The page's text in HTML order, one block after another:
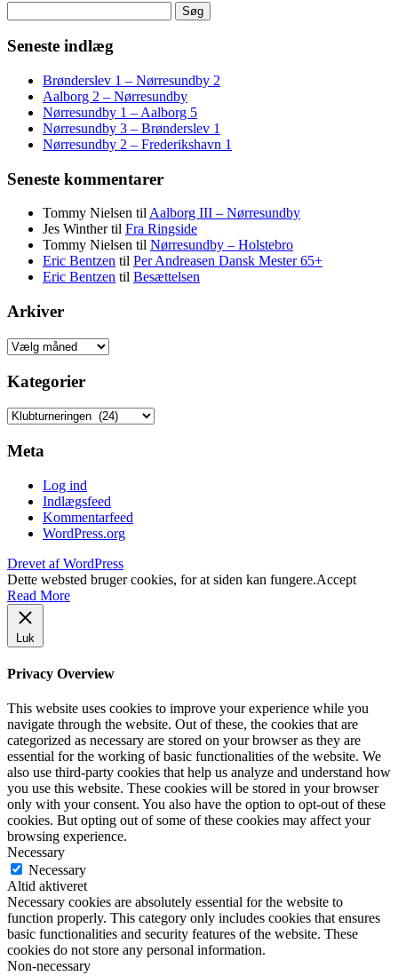
efter:
Seneste indlæg
Brønderslev 1 – Nørresundby 2
Aalborg 2 – Nørresundby
Nørresundby 1 – Aalborg 5
Nørresundby 3 – Brønderslev 1
Nørresundby 2 – Frederikshavn 1
Seneste kommentarer
Tommy Nielsen til Aalborg III – Nørresundby
Jes Winthertil Fra Ringside
Tommy Nielsen til Nørresundby – Holstebro
Eric Bentzen til Per Andreasen Dansk Mester 65+
Eric Bentzen til Besættelsen
Arkiver
Arkiver
Kategorier
Kategorier
Meta
Log ind
Indlægsfeed
Kommentarfeed
WordPress.org
Drevet af WordPress
Dette websted bruger cookies, for at siden kan fungere.Accept
Read More
Luk
Privacy Overview
This website uses cookies to improve your experience while you
navigate through the website. Out of these, the cookies that are
categorized as necessary are stored on your browser as they are
essential for the working of basic functionalities of the website. We
also use third-party cookies that help us analyze and understand how
you use this website. These cookies will be stored in your browser
only with your consent. You also have the option to opt-out of these
cookies. But opting out of some of these cookies may affect your
browsing experience.
Necessary
Necessary
Altid aktiveret
Necessary cookies are absolutely essential for the website to
function properly. This category only includes cookies that ensures
basic functionalities and security features of the website. These
cookies do not store any personal information.
Non-necessary